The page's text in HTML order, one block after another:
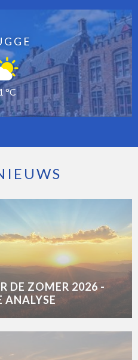
°C
DE ZOMER 2026 -
ANALYSE